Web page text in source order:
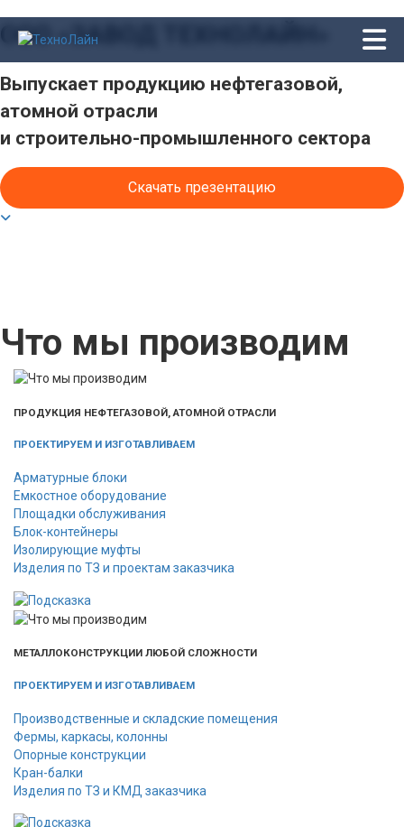
ГЛАВНАЯ
ФОТОГАЛЕРЕЯ
ООО «ЗАВОД ТЕХНОЛАЙН»
Выпускает продукцию нефтегазовой,
атомной отрасли
и строительно-промышленного сектора
Скачать презентацию
Что мы производим
ПРОДУКЦИЯ НЕФТЕГАЗОВОЙ, АТОМНОЙ ОТРАСЛИ
ПРОЕКТИРУЕМ И ИЗГОТАВЛИВАЕМ
Арматурные блоки
Емкостное оборудование
Площадки обслуживания
Блок-контейнеры
Изолирующие муфты
Изделия по ТЗ и проектам заказчика
МЕТАЛЛОКОНСТРУКЦИИ ЛЮБОЙ СЛОЖНОСТИ
ПРОЕКТИРУЕМ И ИЗГОТАВЛИВАЕМ
Производственные и складские помещения
Фермы, каркасы, колонны
Опорные конструкции
Кран-балки
Изделия по ТЗ и КМД заказчика